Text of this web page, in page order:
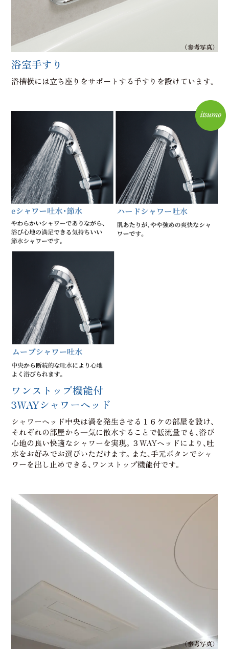
（参考写真）
浴室手すり
浴槽横には立ち座りをサポートする手すりを設けています。
ワンストップ機能付
3WAYシャワーヘッド
シャワーヘッド中央は渦を発生させる１６ケの部屋を設け、
それぞれの部屋から一気に散水することで低流量でも、浴び
心地の良い快適なシャワーを実現。３WAYヘッドにより、吐
水をお好みでお選びいただけます。また、手元ボタンでシャ
ワーを出し止めできる、ワンストップ機能付です。
（参考写真）